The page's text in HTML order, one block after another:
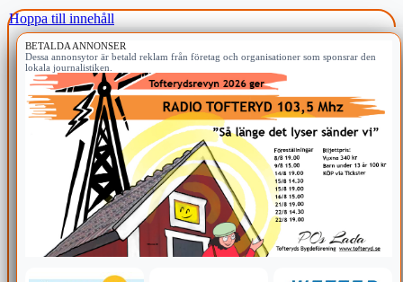
Hoppa till innehåll
BETALDA ANNONSER
Dessa annonsytor är betald reklam från företag och organisationer som sponsrar den
lokala journalistiken.